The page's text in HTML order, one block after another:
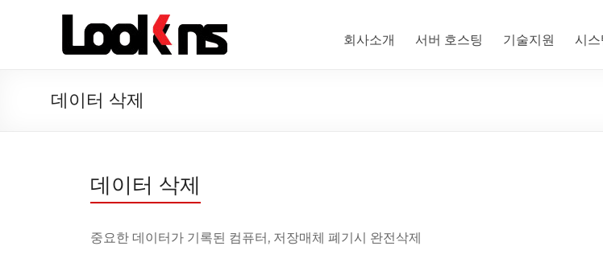
회사소개 서버 호스팅 기술지원 시스
데이터 삭제
데이터 삭제
중요한 데이터가 기록된 컴퓨터, 저장매체 폐기시 완전삭제